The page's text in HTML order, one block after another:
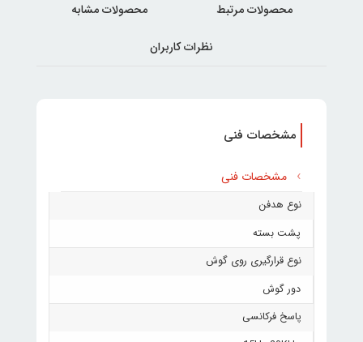
محصولات مرتبط محصولات مشابه
نظرات کاربران
مشخصات فنی
مشخصات فنی
نوع هدفن
پشت بسته
نوع قرارگیری روی گوش
دور گوش
پاسخ فرکانسی